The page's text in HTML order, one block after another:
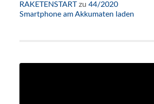
RAKETENSTARTzu 44/2020
Smartphone am Akkumaten laden